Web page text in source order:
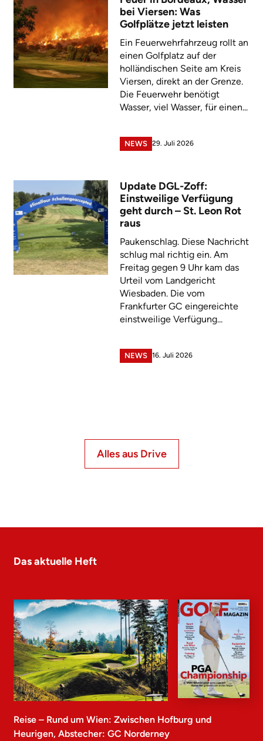
bei Viersen: Was
Golfplätze jetzt leisten
Ein Feuerwehrfahrzeug rollt an
einen Golfplatz auf der
holländischen Seite am Kreis
Viersen, direkt an der Grenze.
Die Feuerwehr benötigt
Wasser, viel Wasser, für einen...
NEWS 29. Juli 2026
Update DGL-Zoff:
Einstweilige Verfügung
geht durch – St. Leon Rot
raus
Paukenschlag. Diese Nachricht
schlug mal richtig ein. Am
Freitag gegen 9 Uhr kam das
Urteil vom Landgericht
Wiesbaden. Die vom
Frankfurter GC eingereichte
einstweilige Verfügung...
NEWS 16. Juli 2026
Alles aus Drive
Das aktuelle Heft
Reise – Rund um Wien: Zwischen Hofburg und
Heurigen, Abstecher: GC Norderney